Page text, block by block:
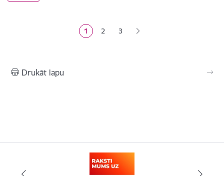
Pašreizējā lapa
1 Lapa
2 Lapa
3
Drukāt lapu